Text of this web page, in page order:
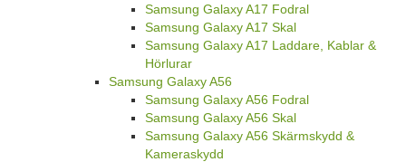
Samsung Galaxy A17 Fodral
Samsung Galaxy A17 Skal
Samsung Galaxy A17 Laddare, Kablar &
Hörlurar
Samsung Galaxy A56
Samsung Galaxy A56 Fodral
Samsung Galaxy A56 Skal
Samsung Galaxy A56 Skärmskydd &
Kameraskydd